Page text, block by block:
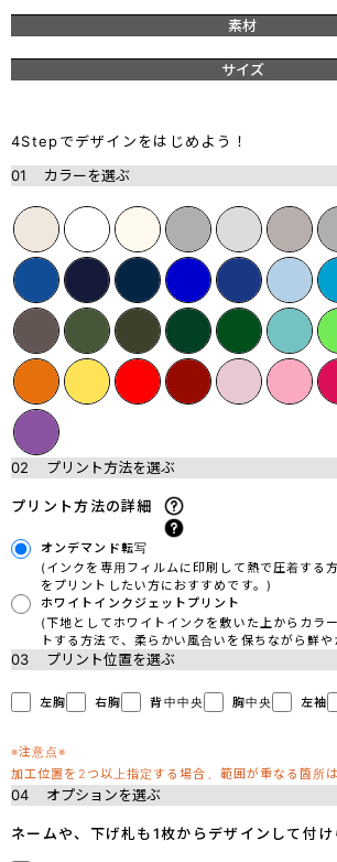
素材
サイズ
4Stepでデザインをはじめよう！
01
カラーを選ぶ
02 プリント方法を選ぶ
プリント方法の詳細
オンデマンド転写
(インクを専用フィルムに印刷して熱で圧着する
をプリントしたい方におすすめです。)
ホワイトインクジェットプリント
(下地としてホワイトインクを敷いた上からカラ
トする方法で、柔らかい風合いを保ちながら鮮
03 プリント位置を選ぶ
左胸 右胸 背中中央 胸中央 左袖
※注意点※
加工位置を2つ以上指定する場合、範囲が重なる箇所
04 オプションを選ぶ
ネームや、下げ札も1枚からデザインして付け